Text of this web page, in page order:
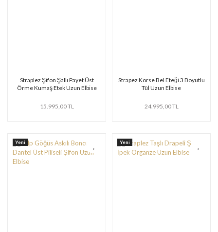
Straplez Şifon Şallı Payet Üst
Örme Kumaş Etek Uzun Elbise
15.995,00 TL
Strapez Korse Bel Eteği 3 Boyutlu
Tül Uzun Elbise
24.995,00 TL
Yeni Yeni